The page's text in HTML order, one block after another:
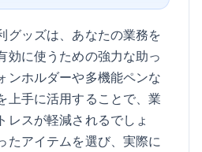
グッズは、あなたの業務を
効に使うための強力な助っ
ンホルダーや多機能ペンな
上手に活用することで、業
レスが軽減されるでしょ
たアイテムを選び、実際に